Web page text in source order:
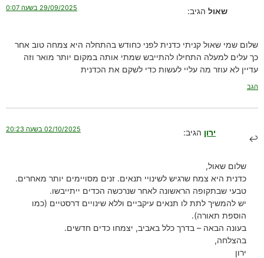
שאול הגיב: 29/09/2025 בשעה 0:07
שלום שמי שאול קניתי כדנית לפני כחודש בהתחלה היא צמחה טוב אחר
כך עלים למעלה התחילו להתייבש שמתי אותה במקום יותר מואר וזה
עדיין לא עוזר מה עליי לעשות כדי לשקם את הכדנית
הגב
ירון הגיב: 02/10/2025 בשעה 20:23
שלום שאול,
כדנית היא צמח שרגיש לשינויי תנאים. זנים מסויימים יותר מאחרים.
טבעי שבתקופה הראשונה לאחר שנרכשה הכדים ייתייבשו.
יש להמשיך לתת לו תנאים עיקביים וללא שינויים דרסטיים (כמו
הוספת תאורה).
בעונה הבאה – בדרך כלל באביב, יצמחו כדים חדשים.
בהצלחה,
ירון